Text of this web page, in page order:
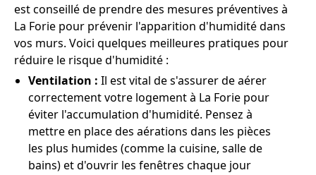
est conseillé de prendre des mesures préventives à
La Forie pour prévenir l'apparition d'humidité dans
vos murs. Voici quelques meilleures pratiques pour
réduire le risque d'humidité :
Ventilation : Il est vital de s'assurer de aérer
correctement votre logement à La Forie pour
éviter l'accumulation d'humidité. Pensez à
mettre en place des aérations dans les pièces
les plus humides (comme la cuisine, salle de
bains) et d'ouvrir les fenêtres chaque jour